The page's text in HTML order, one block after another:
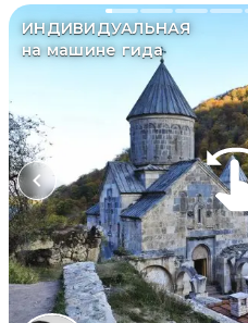
ИНДИВИДУАЛЬНАЯ
на машине гида